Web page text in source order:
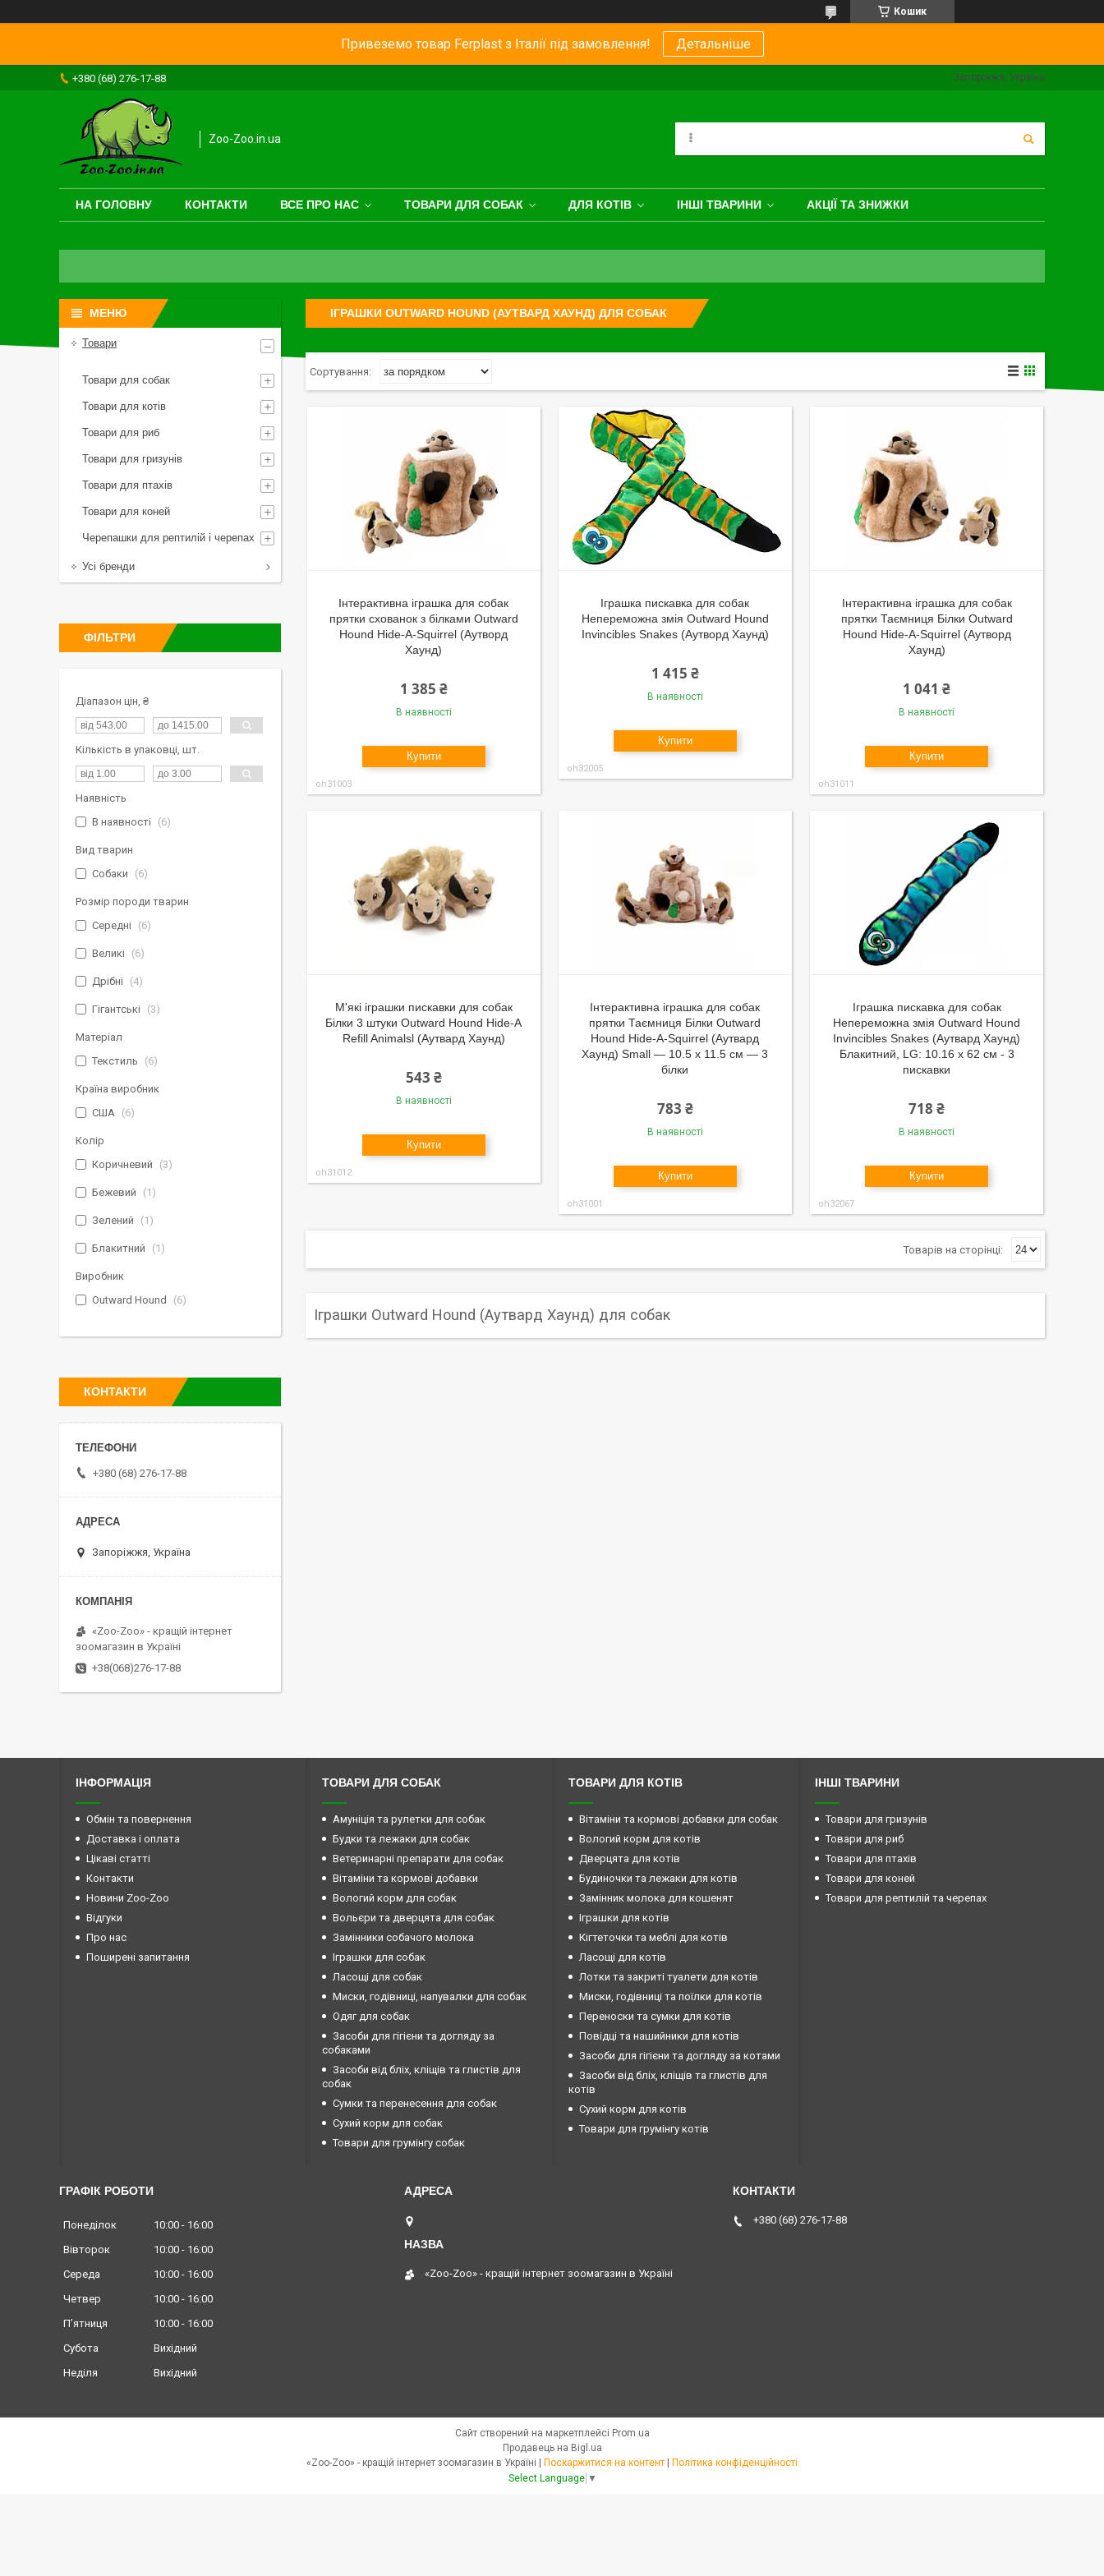
Кошик
Привеземо товар Ferplast з Італії під замовлення! Детальніше
+380 (68) 276-17-88 Запоріжжя, Україна
Zoo-Zoo.in.ua
НА ГОЛОВНУ КОНТАКТИ ВСЕ ПРО НАС ТОВАРИ ДЛЯ СОБАК ДЛЯ КОТІВ ІНШІ ТВАРИНИ АКЦІЇ ТА ЗНИЖКИ
ІГРАШКИ OUTWARD HOUND (АУТВАРД ХАУНД) ДЛЯ СОБАК
Інтерактивна іграшка для собак
прятки схованок з білками Outward
Hound Hide-A-Squirrel (Аутворд
Хаунд)
1 385 ₴
В наявності
Купити
oh31003
Іграшка пискавка для собак
Непереможна змія Outward Hound
Invincibles Snakes (Аутворд Хаунд)
1 415 ₴
В наявності
Купити
oh32005
Інтерактивна іграшка для собак
прятки Таємниця Білки Outward
Hound Hide-A-Squirrel (Аутворд
Хаунд)
1 041 ₴
В наявності
Купити
oh31011
М'які іграшки пискавки для собак
Білки 3 штуки Outward Hound Hide-A
Refill Animalsl (Аутвард Хаунд)
543 ₴
В наявності
Купити
oh31012
Інтерактивна іграшка для собак
прятки Таємниця Білки Outward
Hound Hide-A-Squirrel (Аутвард
Хаунд) Small — 10.5 х 11.5 см — 3
білки
783 ₴
В наявності
Купити
oh31001
Іграшка пискавка для собак
Непереможна змія Outward Hound
Invincibles Snakes (Аутвард Хаунд)
Блакитний, LG: 10.16 х 62 см - 3
пискавки
718 ₴
В наявності
Купити
oh32067
Іграшки Outward Hound (Аутвард Хаунд) для собак
Товари
Товари для собак
Товари для котів
Товари для риб
Товари для гризунів
Товари для птахів
Товари для коней
Черепашки для рептилій і черепах
Усі бренди
ФІЛЬТРИ
Діапазон цін, ₴
Кількість в упаковці, шт.
Наявність
В наявності
6
Вид тварин
Собаки
6
Розмір породи тварин
Середні
6
Великі 6
Дрібні 4
Гігантські 3
Матеріал
Текстиль
6
Країна виробник
США
6
Колір
Коричневий
3
Бежевий 1
Зелений 1
Блакитний 1
Виробник
Outward Hound
6
КОНТАКТИ
+380 (68) 276-17-88
Запоріжжя, Україна
«Zoo-Zoo» - кращій інтернет
зоомагазин в Україні
+38(068)276-17-88
ІНФОРМАЦІЯ
Обмін та повернення
Доставка і оплата
Цікаві статті
Контакти
Новини Zoo-Zoo
Відгуки
Про нас
Поширені запитання
ТОВАРИ ДЛЯ СОБАК
Амуніція та рулетки для собак
Будки та лежаки для собак
Ветеринарні препарати для собак
Вітаміни та кормові добавки
Вологий корм для собак
Вольєри та дверцята для собак
Замінники собачого молока
Іграшки для собак
Ласощі для собак
Миски, годівниці, напувалки для собак
Одяг для собак
Засоби для гігієни та догляду за
собаками
Засоби від бліх, кліщів та глистів для
собак
Сумки та перенесення для собак
Сухий корм для собак
Товари для грумінгу собак
ТОВАРИ ДЛЯ КОТІВ
Вітаміни та кормові добавки для собак
Вологий корм для котів
Дверцята для котів
Будиночки та лежаки для котів
Замінник молока для кошенят
Іграшки для котів
Кігтеточки та меблі для котів
Ласощі для котів
Лотки та закриті туалети для котів
Миски, годівниці та поїлки для котів
Переноски та сумки для котів
Повідці та нашийники для котів
Засоби для гігієни та догляду за котами
Засоби від бліх, кліщів та глистів для
котів
Сухий корм для котів
Товари для грумінгу котів
ІНШІ ТВАРИНИ
Товари для гризунів
Товари для риб
Товари для птахів
Товари для коней
Товари для рептилій та черепах
ГРАФІК РОБОТИ
Понеділок 10:00
16:00
Вівторок
10:00
16:00
Середа
10:00
16:00
Четвер
10:00
16:00
Пʼятниця
10:00
16:00
Субота
Вихідний
Неділя
Вихідний
«Zoo-Zoo» - кращій інтернет зоомагазин в Україні
+380 (68) 276-17-88
Сайт створений на маркетплейсі Prom.ua
Продавець на Bigl.ua
«Zoo-Zoo» - кращій інтернет зоомагазин в Україні | Поскаржитися на контент | Політика конфіденційності
Select Language ▼